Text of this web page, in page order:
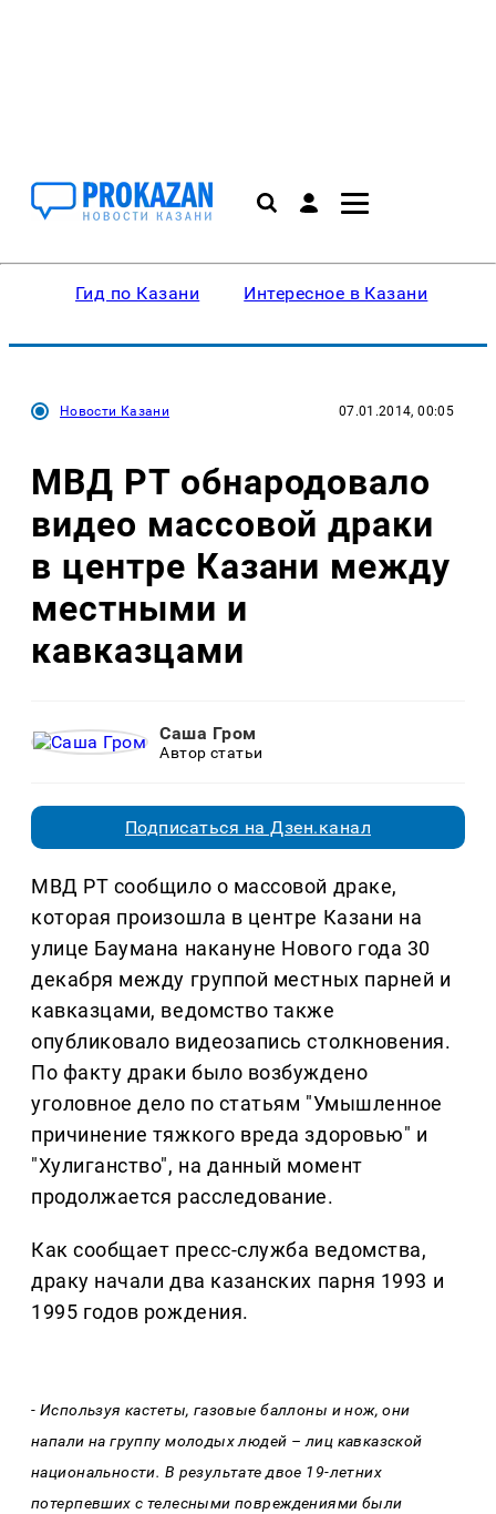
Гид по Казани Интересное в Казани
Новости Казани 07.01.2014, 00:05
МВД РТ обнародовало
видео массовой драки
в центре Казани между
местными и
кавказцами
Саша Гром
Автор статьи
Подписаться на Дзен.канал
МВД РТ сообщило о массовой драке,
которая произошла в центре Казани на
улице Баумана накануне Нового года 30
декабря между группой местных парней и
кавказцами, ведомство также
опубликовало видеозапись столкновения.
По факту драки было возбуждено
уголовное дело по статьям "Умышленное
причинение тяжкого вреда здоровью" и
"Хулиганство", на данный момент
продолжается расследование.
Как сообщает пресс-служба ведомства,
драку начали два казанских парня 1993 и
1995 годов рождения.
- Используя кастеты, газовые баллоны и нож, они
напали на группу молодых людей – лиц кавказской
национальности. В результате двое 19-летних
потерпевших с телесными повреждениями были